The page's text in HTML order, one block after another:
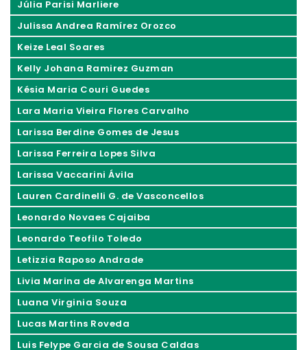
Júlia Parisi Marliere
Julissa Andrea Ramírez Orozco
Keize Leal Soares
Kelly Johana Ramirez Guzman
Késia Maria Couri Guedes
Lara Maria Vieira Flores Carvalho
Larissa Berdine Gomes de Jesus
Larissa Ferreira Lopes Silva
Larissa Vaccarini Ávila
Lauren Cardinelli G. de Vasconcellos
Leonardo Novaes Cajaiba
Leonardo Teofilo Toledo
Letizzia Raposo Andrade
Livia Marina de Alvarenga Martins
Luana Virginia Souza
Lucas Martins Roveda
Luis Felype Garcia de Sousa Caldas